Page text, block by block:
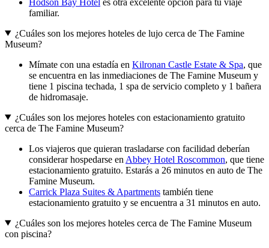
familiar.
¿Cuáles son los mejores hoteles de lujo cerca de The Famine
Museum?
Mímate con una estadía en Kilronan Castle Estate & Spa, que
se encuentra en las inmediaciones de The Famine Museum y
tiene 1 piscina techada, 1 spa de servicio completo y 1 bañera
de hidromasaje.
¿Cuáles son los mejores hoteles con estacionamiento gratuito
cerca de The Famine Museum?
Los viajeros que quieran trasladarse con facilidad deberían
considerar hospedarse en Abbey Hotel Roscommon, que tiene
estacionamiento gratuito. Estarás a 26 minutos en auto de The
Famine Museum.
Carrick Plaza Suites & Apartments también tiene
estacionamiento gratuito y se encuentra a 31 minutos en auto.
¿Cuáles son los mejores hoteles cerca de The Famine Museum
con piscina?